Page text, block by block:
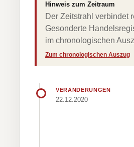
Hinweis zum Zeitraum
Der Zeitstrahl verbindet
Gesonderte
im chronologischen
Zum chronologischen Auszug
VERÄNDERUNGEN
22.12.2020